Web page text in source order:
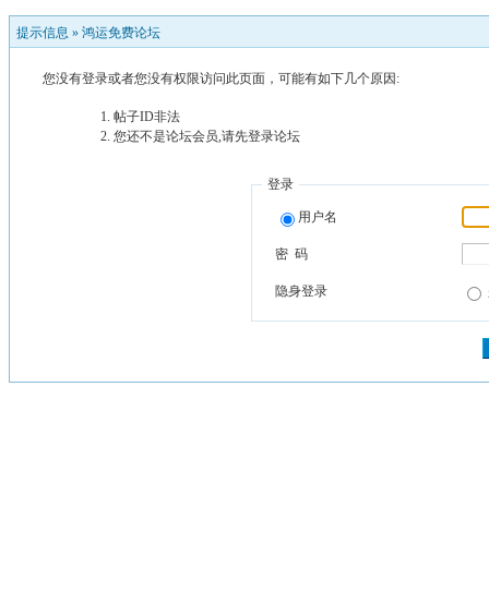
提示信息 » 鸿运免费论坛
您没有登录或者您没有权限访问此页面，可能有如下几个原因:
帖子ID非法
您还不是论坛会员,请先登录论坛
登录
用户名
密 码
隐身登录